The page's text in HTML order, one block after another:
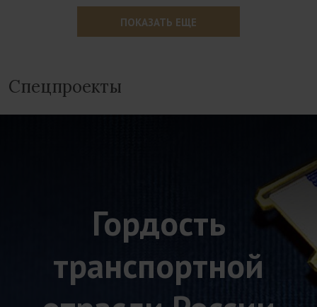
ПОКАЗАТЬ ЕЩЕ
Спецпроекты
Гордость
транспортной